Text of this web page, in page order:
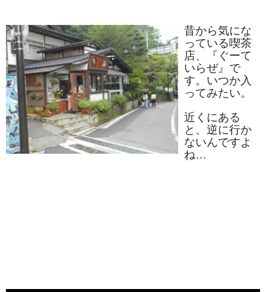
昔から気にな
っている喫茶
店、『ぐーて
いらぜ』で
す。いつか入
ってみたい。
近くにある
と、逆に行か
ないんですよ
ね…